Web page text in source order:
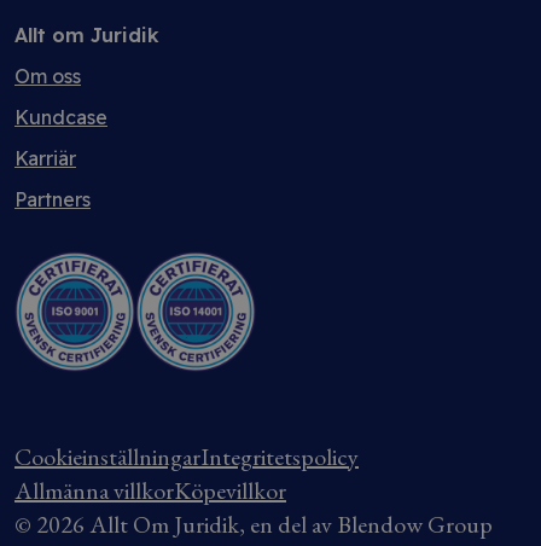
Allt om Juridik
Om oss
Kundcase
Karriär
Partners
CookieinställningarIntegritetspolicy
Allmänna villkorKöpevillkor
© 2026 Allt Om Juridik, en del av Blendow Group